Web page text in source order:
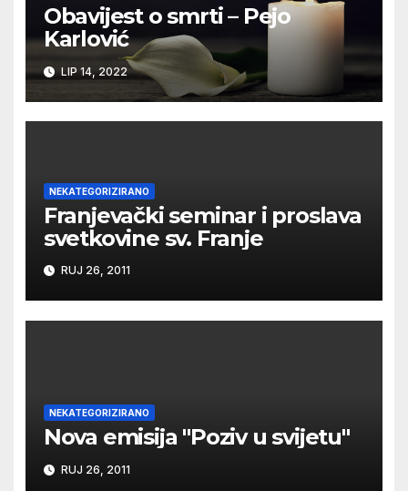
Obavijest o smrti – Pejo
Karlović
LIP 14, 2022
NEKATEGORIZIRANO
Franjevački seminar i proslava
svetkovine sv. Franje
RUJ 26, 2011
NEKATEGORIZIRANO
Nova emisija "Poziv u svijetu"
RUJ 26, 2011